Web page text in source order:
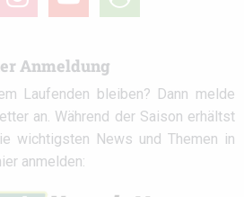
circle
Anmeldung
Laufenden bleiben? Dann melde
an. Während der Saison erhältst
wichtigsten News und Themen in
anmelden: